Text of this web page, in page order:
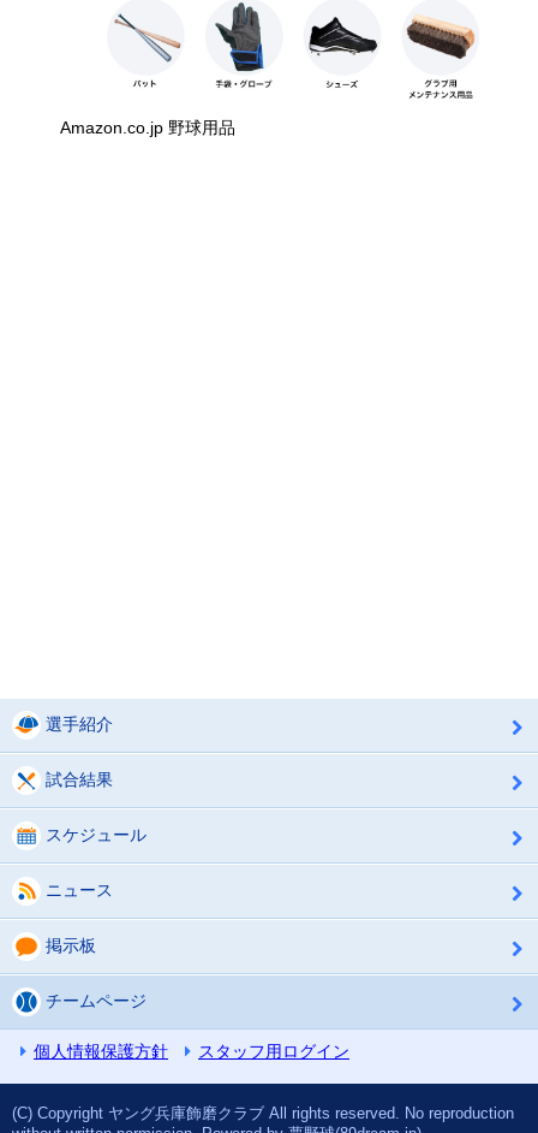
Amazon.co.jp 野球用品
選手紹介
試合結果
スケジュール
ニュース
掲示板
チームページ
個人情報保護方針 スタッフ用ログイン
(C) Copyright ヤング兵庫飾磨クラブ All rights reserved. No reproduction